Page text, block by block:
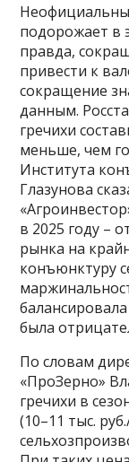
подорожает в
правда,
привести к
сокращение
данным.
гречихи
меньше, чем
Института
Глазунова
в 2025 году –
рынка на
конъюнктуру
была
По словам
«ПроЗерно»
гречихи в
(10–11 тыс.